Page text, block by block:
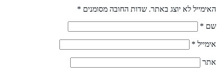
האימייל לא יוצג באתר. שדות החובה מסומנים *
שם *
אימייל *
אתר